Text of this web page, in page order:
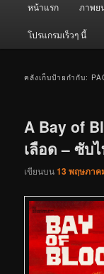
หน้าแรก ภาพย
โปรแกรมเร็วๆ นี้
คลังเก็บป้ายกำกับ:
A Bay of
เลือด – ซับ
เขียนบน13 พฤษภาค